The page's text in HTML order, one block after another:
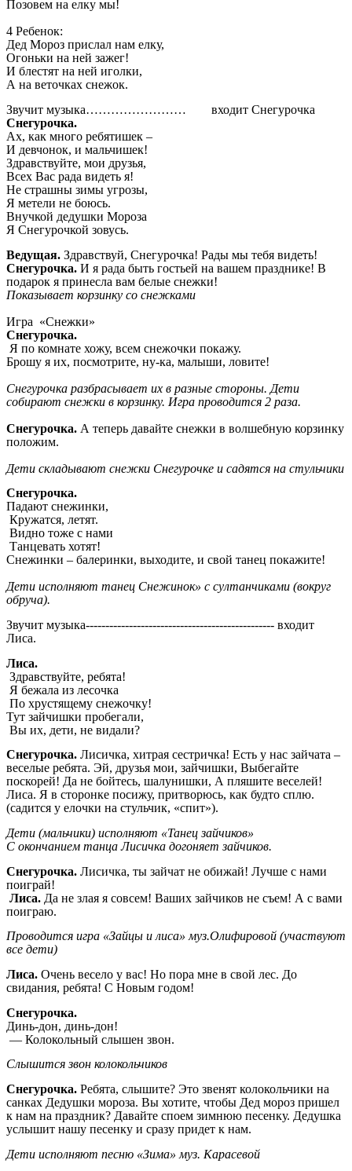
Позовем на елку мы!
4 Ребенок:
Дед Мороз прислал нам елку,
Огоньки на ней зажег!
И блестят на ней иголки,
А на веточках снежок.
Звучит музыка…………………… входит Снегурочка
Снегурочка.
Ах, как много ребятишек –
И девчонок, и мальчишек!
Здравствуйте, мои друзья,
Всех Вас рада видеть я!
Не страшны зимы угрозы,
Я метели не боюсь.
Внучкой дедушки Мороза
Я Снегурочкой зовусь.
Ведущая. Здравствуй, Снегурочка! Рады мы тебя видеть!
Снегурочка. И я рада быть гостьей на вашем празднике! В
подарок я принесла вам белые снежки!
Показывает корзинку со снежками
Игра «Снежки»
Снегурочка.
Я по комнате хожу, всем снежочки покажу.
Брошу я их, посмотрите, ну-ка, малыши, ловите!
Снегурочка разбрасывает их в разные стороны. Дети
собирают снежки в корзинку. Игра проводится 2 раза.
Снегурочка. А теперь давайте снежки в волшебную корзинку
положим.
Дети складывают снежки Снегурочке и садятся на стульчики
Снегурочка.
Падают снежинки,
Кружатся, летят.
Видно тоже с нами
Танцевать хотят!
Снежинки – балеринки, выходите, и свой танец покажите!
Дети исполняют танец Снежинок» с султанчиками (вокруг
обруча).
Звучит музыка------------------------------------------------ входит
Лиса.
Лиса.
Здравствуйте, ребята!
Я бежала из лесочка
По хрустящему снежочку!
Тут зайчишки пробегали,
Вы их, дети, не видали?
Снегурочка. Лисичка, хитрая сестричка! Есть у нас зайчата –
веселые ребята. Эй, друзья мои, зайчишки, Выбегайте
поскорей! Да не бойтесь, шалунишки, А пляшите веселей!
Лиса. Я в сторонке посижу, притворюсь, как будто сплю.
(садится у елочки на стульчик, «спит»).
Дети (мальчики) исполняют «Танец зайчиков»
С окончанием танца Лисичка догоняет зайчиков.
Снегурочка. Лисичка, ты зайчат не обижай! Лучше с нами
поиграй!
Лиса. Да не злая я совсем! Ваших зайчиков не съем! А с вами
поиграю.
Проводится игра «Зайцы и лиса» муз.Олифировой (участвуют
все дети)
Лиса. Очень весело у вас! Но пора мне в свой лес. До
свидания, ребята! С Новым годом!
Снегурочка.
Динь-дон, динь-дон!
— Колокольный слышен звон.
Слышится звон колокольчиков
Снегурочка. Ребята, слышите? Это звенят колокольчики на
санках Дедушки мороза. Вы хотите, чтобы Дед мороз пришел
к нам на праздник? Давайте споем зимнюю песенку. Дедушка
услышит нашу песенку и сразу придет к нам.
Дети исполняют песню «Зима» муз. Карасевой